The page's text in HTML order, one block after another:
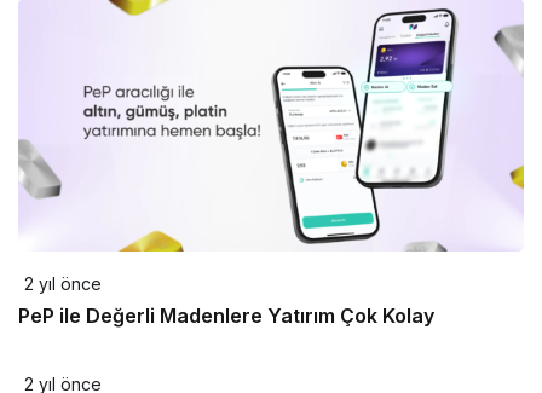
2 yıl önce
PeP ile Değerli Madenlere Yatırım Çok Kolay
2 yıl önce